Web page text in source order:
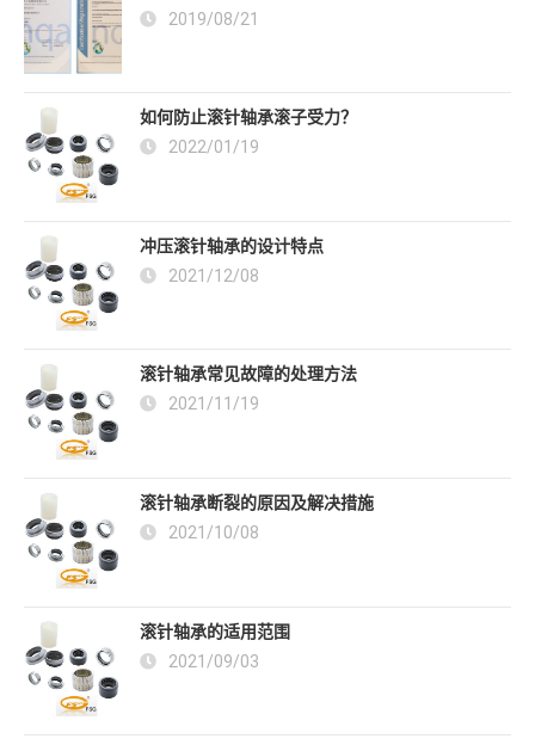
2019/08/21
如何防止滚针轴承滚子受力？
2022/01/19
冲压滚针轴承的设计特点
2021/12/08
滚针轴承常见故障的处理方法
2021/11/19
滚针轴承断裂的原因及解决措施
2021/10/08
滚针轴承的适用范围
2021/09/03